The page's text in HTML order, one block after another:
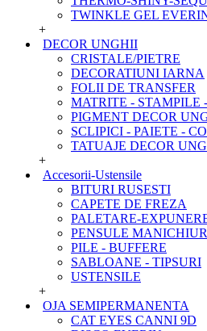
TWINKLE GEL
+
DECOR UNGHII
CRISTALE/PIETRE
DECORATIUNI IARNA
FOLII DE TRANSFER
MATRITE - STAMPILE
PIGMENT DECOR
SCLIPICI - PAIETE -
TATUAJE DECOR
+
Accesorii-Ustensile
BITURI RUSESTI
CAPETE DE FREZA
PALETARE-
PENSULE
PILE - BUFFERE
SABLOANE - TIPSURI
USTENSILE
+
OJA SEMIPERMANENTA
CAT EYES CANNI 9D